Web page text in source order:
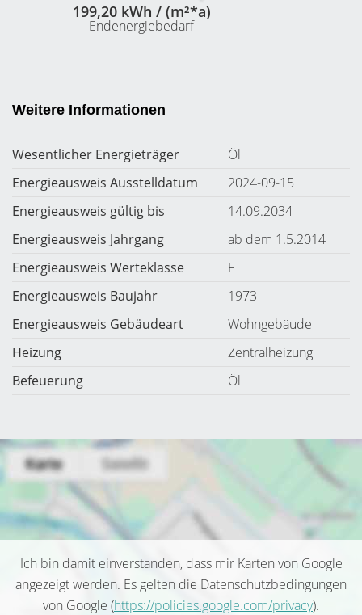
199,20 kWh / (m²*a)
Endenergiebedarf
Weitere Informationen
Wesentlicher Energieträger
Öl
Energieausweis Ausstelldatum
2024-09-15
Energieausweis gültig bis
14.09.2034
Energieausweis Jahrgang
ab dem 1.5.2014
Energieausweis Werteklasse
F
Energieausweis Baujahr
1973
Energieausweis Gebäudeart
Wohngebäude
Heizung
Zentralheizung
Befeuerung
Öl
Ich bin damit einverstanden, dass mir Karten von Google
angezeigt werden. Es gelten die Datenschutzbedingungen
von Google (https://policies.google.com/privacy).